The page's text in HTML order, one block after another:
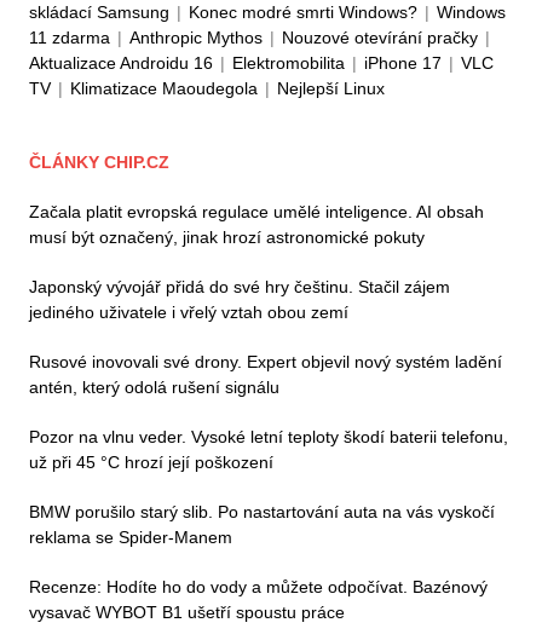
skládací Samsung | Konec modré smrti Windows? | Windows
11 zdarma | Anthropic Mythos | Nouzové otevírání pračky |
Aktualizace Androidu 16 | Elektromobilita | iPhone 17 | VLC
TV | Klimatizace Maoudegola | Nejlepší Linux
ČLÁNKY CHIP.CZ
Začala platit evropská regulace umělé inteligence. AI obsah
musí být označený, jinak hrozí astronomické pokuty
Japonský vývojář přidá do své hry češtinu. Stačil zájem
jediného uživatele i vřelý vztah obou zemí
Rusové inovovali své drony. Expert objevil nový systém ladění
antén, který odolá rušení signálu
Pozor na vlnu veder. Vysoké letní teploty škodí baterii telefonu,
už při 45 °C hrozí její poškození
BMW porušilo starý slib. Po nastartování auta na vás vyskočí
reklama se Spider-Manem
Recenze: Hodíte ho do vody a můžete odpočívat. Bazénový
vysavač WYBOT B1 ušetří spoustu práce